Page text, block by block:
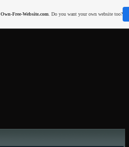
Own-Free-Website.com. Do you want your own website too?